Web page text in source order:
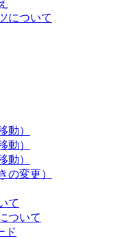
について
動）
動）
動）
の変更）
て
ついて
ド